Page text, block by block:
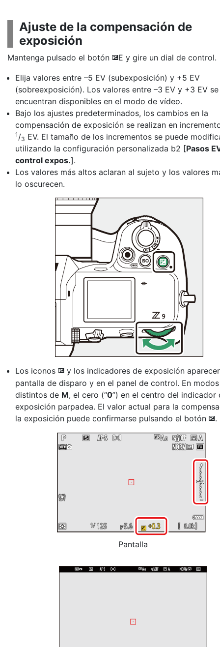
Ajuste de la compensación de
exposición
Mantenga pulsado el botón EE y gire un dial de control.
Elija valores entre –5 EV (subexposición) y +5 EV
(sobreexposición). Los valores entre –3 EV y +3 EV se
encuentran disponibles en el modo de vídeo.
Bajo los ajustes predeterminados, los cambios en la
compensación de exposición se realizan en
1 /3 EV. El tamaño de los incrementos se puede
utilizando la configuración personalizada b2 [Pasos
control expos.].
Los valores más altos aclaran al sujeto y los valores
lo oscurecen.
Los iconos E y los indicadores de exposición
pantalla de disparo y en el panel de control. En modos
distintos de M, el cero (“0”) en el centro del indicador
exposición parpadea. El valor actual para la
la exposición puede confirmarse pulsando el botón E.
Pantalla